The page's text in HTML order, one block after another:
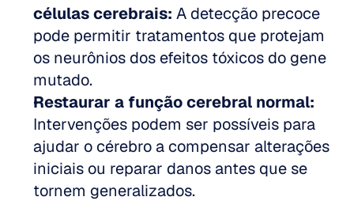
células cerebrais: A detecção precoce
pode permitir tratamentos que protejam
os neurônios dos efeitos tóxicos do gene
mutado.
Restaurar a função cerebral normal:
Intervenções podem ser possíveis para
ajudar o cérebro a compensar alterações
iniciais ou reparar danos antes que se
tornem generalizados.